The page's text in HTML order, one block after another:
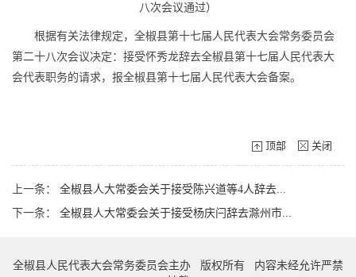
八次会议通过）
根据有关法律规定，全椒县第十七届人民代表大会常务委员会
第二十八次会议决定：接受怀秀龙辞去全椒县第十七届人民代表大
会代表职务的请求，报全椒县第十七届人民代表大会备案。
顶部 关闭
上一条： 全椒县人大常委会关于接受陈兴道等4人辞去...
下一条： 全椒县人大常委会关于接受杨庆闩辞去滁州市...
全椒县人民代表大会常务委员会主办 版权所有 内容未经允许严禁